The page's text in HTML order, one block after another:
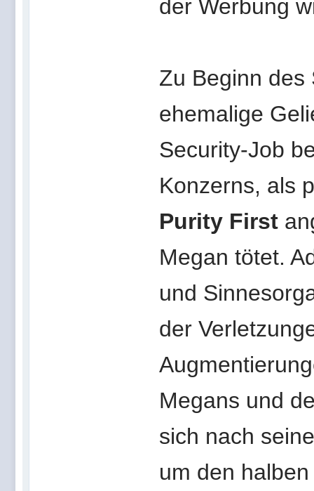
der Werbung
Zu Beginn des
ehemalige
Security-Job
Konzerns, als
Purity First
Megan tötet.
und
der
Megans und
sich nach
um den